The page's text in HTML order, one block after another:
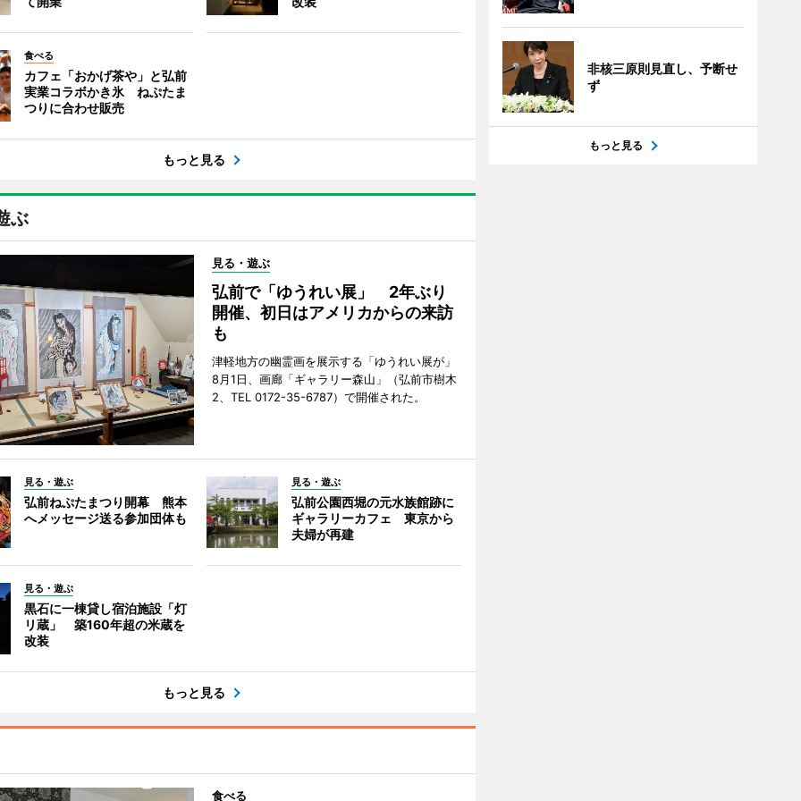
食べる
カフェ「おかげ茶や」と弘前
実業コラボかき氷 ねぷたま
つりに合わせ販売
もっと見る
ぶ
見る・遊ぶ
弘前で「ゆうれい展」 2年ぶり
開催、初日はアメリカからの来訪
も
津軽地方の幽霊画を展示する「ゆうれい展が」
8月1日、画廊「ギャラリー森山」（弘前市樹木
2、TEL 0172-35-6787）で開催された。
見る・遊ぶ
弘前ねぷたまつり開幕 熊本
へメッセージ送る参加団体も
見る・遊ぶ
弘前公園西堀の元水族館跡に
ギャラリーカフェ 東京から
夫婦が再建
見る・遊ぶ
黒石に一棟貸し宿泊施設「灯
リ蔵」 築160年超の米蔵を
改装
もっと見る
食べる
非核三原則見直し、予断せ
ず
もっと見る